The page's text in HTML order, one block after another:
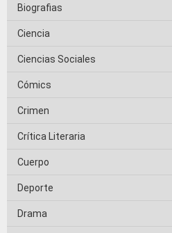
Biografias
Ciencia
Ciencias Sociales
Cómics
Crimen
Crítica Literaria
Cuerpo
Deporte
Drama